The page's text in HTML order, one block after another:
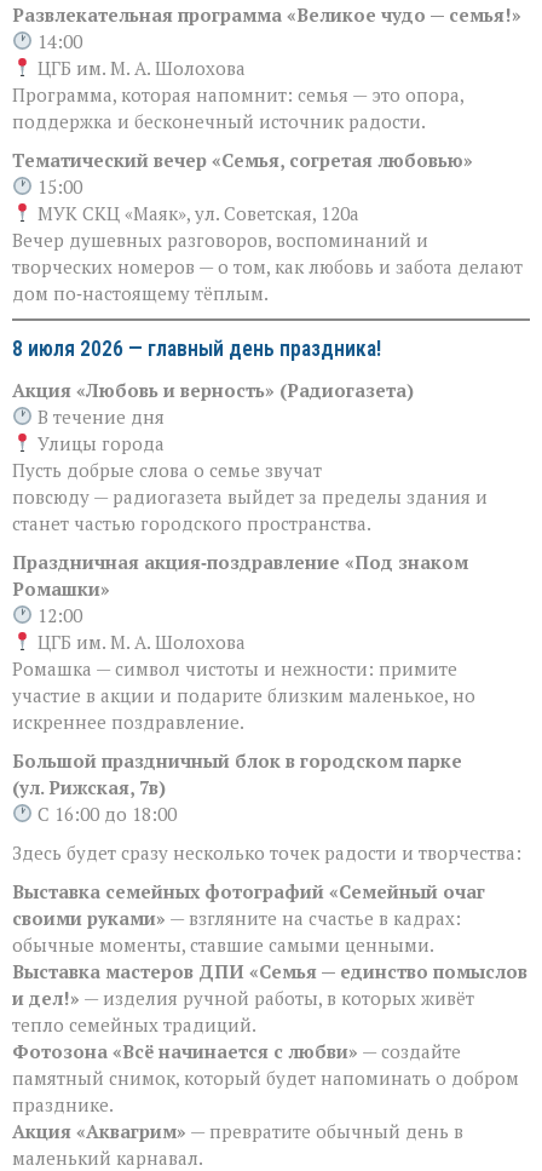
Развлекательная программа «Великое чудо — семья!»
14:00
ЦГБ им. М. А. Шолохова
Программа, которая напомнит: семья — это опора,
поддержка и бесконечный источник радости.
Тематический вечер «Семья, согретая любовью»
15:00
МУК СКЦ «Маяк», ул. Советская, 120а
Вечер душевных разговоров, воспоминаний и
творческих номеров — о том, как любовь и забота делают
дом по‑настоящему тёплым.
8 июля 2026 — главный день праздника!
Акция «Любовь и верность» (Радиогазета)
В течение дня
Улицы города
Пусть добрые слова о семье звучат
повсюду — радиогазета выйдет за пределы здания и
станет частью городского пространства.
Праздничная акция‑поздравление «Под знаком
Ромашки»
12:00
ЦГБ им. М. А. Шолохова
Ромашка — символ чистоты и нежности: примите
участие в акции и подарите близким маленькое, но
искреннее поздравление.
Большой праздничный блок в городском парке
(ул. Рижская, 7в)
С 16:00 до 18:00
Здесь будет сразу несколько точек радости и творчества:
Выставка семейных фотографий «Семейный очаг
своими руками» — взгляните на счастье в кадрах:
обычные моменты, ставшие самыми ценными.
Выставка мастеров ДПИ «Семья — единство помыслов
и дел!» — изделия ручной работы, в которых живёт
тепло семейных традиций.
Фотозона «Всё начинается с любви» — создайте
памятный снимок, который будет напоминать о добром
празднике.
Акция «Аквагрим» — превратите обычный день в
маленький карнавал.